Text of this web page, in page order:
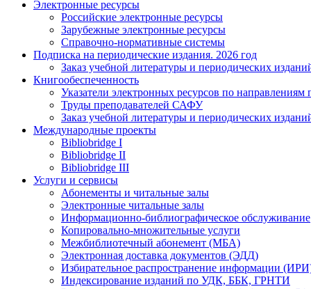
Электронные ресурсы
Российские электронные ресурсы
Зарубежные электронные ресурсы
Справочно-нормативные системы
Подписка на периодические издания. 2026 год
Заказ учебной литературы и периодических
Книгообеспеченность
Указатели электронных ресурсов по направлениям
Труды преподавателей САФУ
Заказ учебной литературы и периодических
Международные проекты
Bibliobridge I
Bibliobridge II
Bibliobridge III
Услуги и сервисы
Абонементы и читальные залы
Электронные читальные залы
Информационно-библиографическое обслуживание
Копировально-множительные услуги
Межбиблиотечный абонемент (МБА)
Электронная доставка документов (ЭДД)
Избирательное распространение информации
Индексирование изданий по УДК, ББК, ГРНТИ